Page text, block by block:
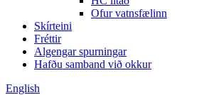
Ofur vatnsfælinn
Skírteini
Fréttir
Algengar spurningar
Hafðu samband við okkur
English